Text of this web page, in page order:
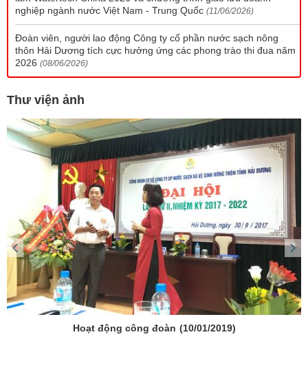
nghiệp ngành nước Việt Nam - Trung Quốc (11/06/2026)
Đoàn viên, người lao động Công ty cổ phần nước sạch nông
thôn Hải Dương tích cực hưởng ứng các phong trào thi đua năm
2026 (08/06/2026)
Thư viện ảnh
Hoạt động công đoàn (10/01/2019)